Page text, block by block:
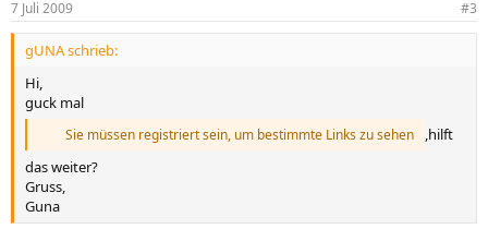
7 Juli 2009 #3
gUNA schrieb:
Hi,
guck mal
Sie müssen registriert sein, um bestimmte Links zu sehen
,hilft
das weiter?
Gruss,
Guna